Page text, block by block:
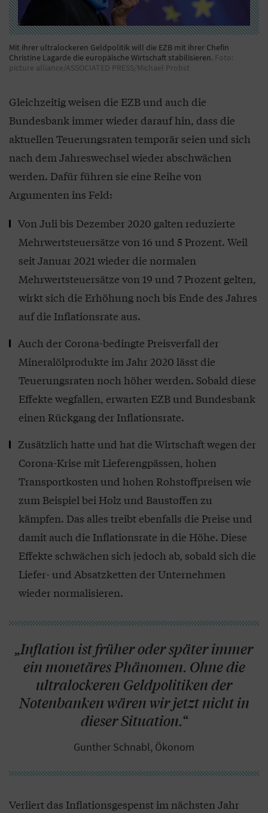
Mit ihrer ultralockeren Geldpolitik will die EZB mit ihrer Chefin
Christine Lagarde die europäische Wirtschaft stabilisieren. Foto:
picture alliance/ASSOCIATED PRESS/Michael Probst
Gleichzeitig weisen die EZB und auch die
Bundesbank immer wieder darauf hin, dass die
aktuellen Teuerungsraten temporär seien und sich
nach dem Jahreswechsel wieder abschwächen
werden. Dafür führen sie eine Reihe von
Argumenten ins Feld:
Von Juli bis Dezember 2020 galten reduzierte
Mehrwertsteuersätze von 16 und 5 Prozent. Weil
seit Januar 2021 wieder die normalen
Mehrwertsteuersätze von 19 und 7 Prozent gelten,
wirkt sich die Erhöhung noch bis Ende des Jahres
auf die Inflationsrate aus.
Auch der Corona-bedingte Preisverfall der
Mineralölprodukte im Jahr 2020 lässt die
Teuerungsraten noch höher werden. Sobald diese
Effekte wegfallen, erwarten EZB und Bundesbank
einen Rückgang der Inflationsrate.
Zusätzlich hatte und hat die Wirtschaft wegen der
Corona-Krise mit Lieferengpässen, hohen
Transportkosten und hohen Rohstoffpreisen wie
zum Beispiel bei Holz und Baustoffen zu
kämpfen. Das alles treibt ebenfalls die Preise und
damit auch die Inflationsrate in die Höhe. Diese
Effekte schwächen sich jedoch ab, sobald sich die
Liefer- und Absatzketten der Unternehmen
wieder normalisieren.
„Inflation ist früher oder später immer
ein monetäres Phänomen. Ohne die
ultralockeren Geldpolitiken der
Notenbanken wären wir jetzt nicht in
dieser Situation.“
Gunther Schnabl, Ökonom
Verliert das Inflationsgespenst im nächsten Jahr